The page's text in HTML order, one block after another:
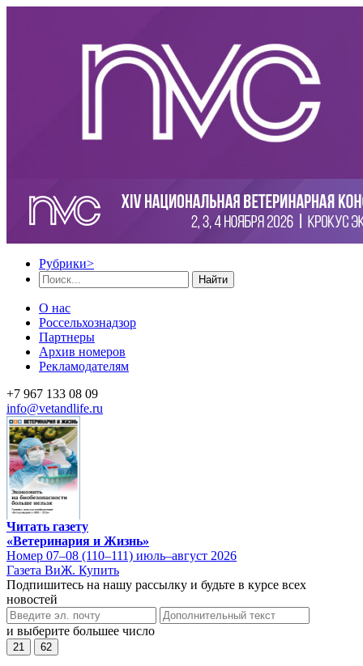
Рубрики>
Найти
О нас
Россельхознадзор
Партнеры
Архив номеров
Рекламодателям
+7 967 133 08 09
info@vetandlife.ru
Читать газету
«Ветеринария и Жизнь»
Номер 07–08 (110–111) июль–август 2026
Газета ВиЖ. Купить
Подпишитесь на нашу рассылку и будьте в курсе всех
новостей
и выберите большее число
21 62